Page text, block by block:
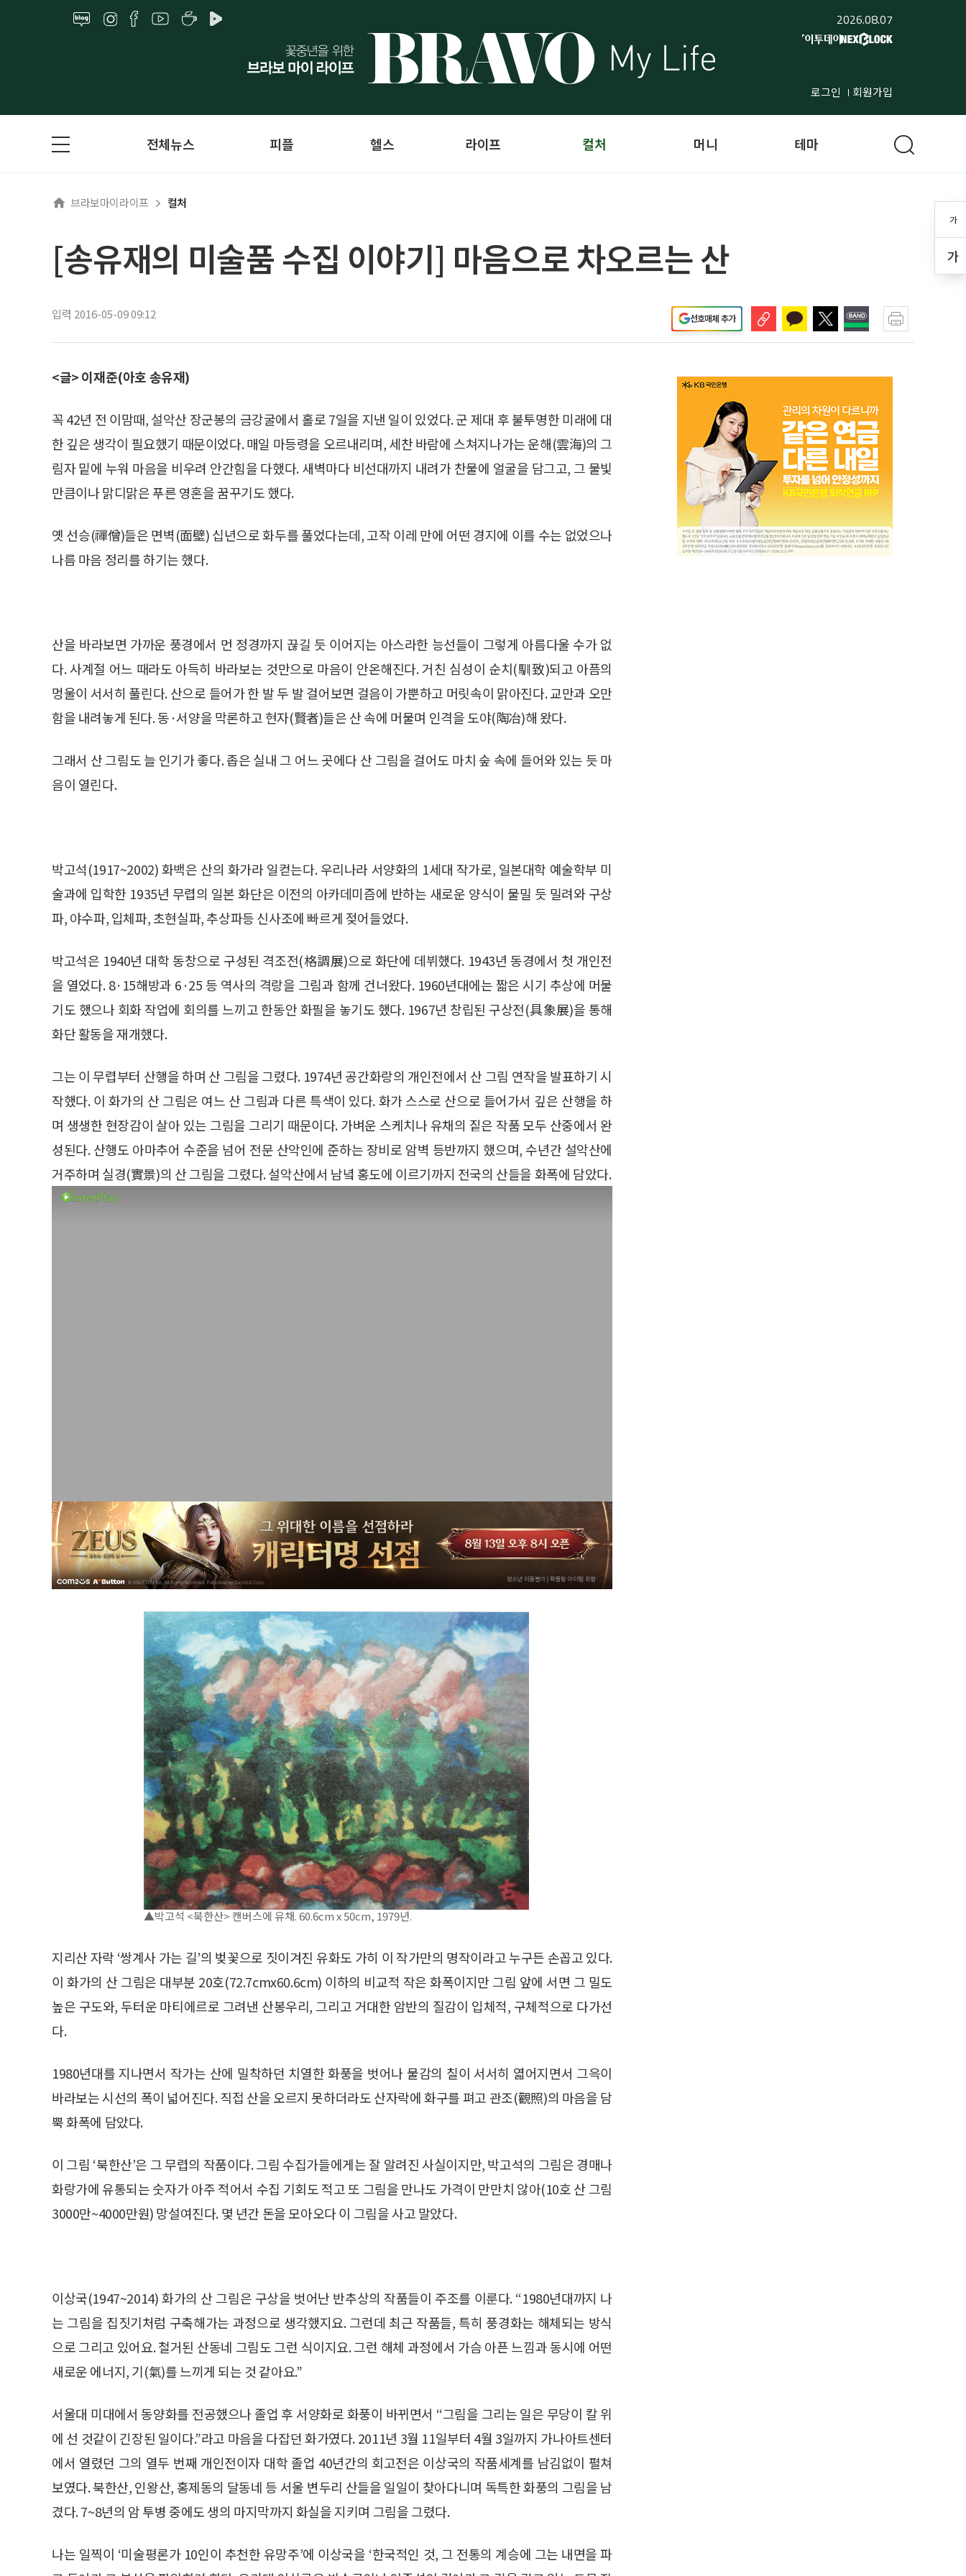
2026.08.07
로그인 회원가입
가
가
전체뉴스 피플 헬스 라이프 컬처 머니 테마
브라보마이라이프 컬처
[송유재의 미술품 수집 이야기] 마음으로 차오르는 산
입력 2016-05-09 09:12 선호매체 추가
<글> 이재준(아호 송유재)
꼭 42년 전 이맘때, 설악산 장군봉의 금강굴에서 홀로 7일을 지낸 일이 있었다. 군 제대 후 불투명한 미래에 대
한 깊은 생각이 필요했기 때문이었다. 매일 마등령을 오르내리며, 세찬 바람에 스쳐지나가는 운해(雲海)의 그
림자 밑에 누워 마음을 비우려 안간힘을 다했다. 새벽마다 비선대까지 내려가 찬물에 얼굴을 담그고, 그 물빛
만큼이나 맑디맑은 푸른 영혼을 꿈꾸기도 했다.
옛 선승(禪僧)들은 면벽(面壁) 십년으로 화두를 풀었다는데, 고작 이레 만에 어떤 경지에 이를 수는 없었으나
나름 마음 정리를 하기는 했다.
산을 바라보면 가까운 풍경에서 먼 정경까지 끊길 듯 이어지는 아스라한 능선들이 그렇게 아름다울 수가 없
다. 사계절 어느 때라도 아득히 바라보는 것만으로 마음이 안온해진다. 거친 심성이 순치(馴致)되고 아픔의
멍울이 서서히 풀린다. 산으로 들어가 한 발 두 발 걸어보면 걸음이 가뿐하고 머릿속이 맑아진다. 교만과 오만
함을 내려놓게 된다. 동·서양을 막론하고 현자(賢者)들은 산 속에 머물며 인격을 도야(陶冶)해 왔다.
그래서 산 그림도 늘 인기가 좋다. 좁은 실내 그 어느 곳에다 산 그림을 걸어도 마치 숲 속에 들어와 있는 듯 마
음이 열린다.
박고석(1917~2002) 화백은 산의 화가라 일컫는다. 우리나라 서양화의 1세대 작가로, 일본대학 예술학부 미
술과에 입학한 1935년 무렵의 일본 화단은 이전의 아카데미즘에 반하는 새로운 양식이 물밀 듯 밀려와 구상
파, 야수파, 입체파, 초현실파, 추상파등 신사조에 빠르게 젖어들었다.
박고석은 1940년 대학 동창으로 구성된 격조전(格調展)으로 화단에 데뷔했다. 1943년 동경에서 첫 개인전
을 열었다. 8·15해방과 6·25 등 역사의 격랑을 그림과 함께 건너왔다. 1960년대에는 짧은 시기 추상에 머물
기도 했으나 회화 작업에 회의를 느끼고 한동안 화필을 놓기도 했다. 1967년 창립된 구상전(具象展)을 통해
화단 활동을 재개했다.
그는 이 무렵부터 산행을 하며 산 그림을 그렸다. 1974년 공간화랑의 개인전에서 산 그림 연작을 발표하기 시
작했다. 이 화가의 산 그림은 여느 산 그림과 다른 특색이 있다. 화가 스스로 산으로 들어가서 깊은 산행을 하
며 생생한 현장감이 살아 있는 그림을 그리기 때문이다. 가벼운 스케치나 유채의 짙은 작품 모두 산중에서 완
성된다. 산행도 아마추어 수준을 넘어 전문 산악인에 준하는 장비로 암벽 등반까지 했으며, 수년간 설악산에
거주하며 실경(實景)의 산 그림을 그렸다. 설악산에서 남녘 홍도에 이르기까지 전국의 산들을 화폭에 담았다.
▲박고석 <북한산> 캔버스에 유채. 60.6cm x 50cm, 1979년.
지리산 자락 ‘쌍계사 가는 길’의 벚꽃으로 짓이겨진 유화도 가히 이 작가만의 명작이라고 누구든 손꼽고 있다.
이 화가의 산 그림은 대부분 20호(72.7cmx60.6cm) 이하의 비교적 작은 화폭이지만 그림 앞에 서면 그 밀도
높은 구도와, 두터운 마티에르로 그려낸 산봉우리, 그리고 거대한 암반의 질감이 입체적, 구체적으로 다가선
다.
1980년대를 지나면서 작가는 산에 밀착하던 치열한 화풍을 벗어나 물감의 칠이 서서히 엷어지면서 그윽이
바라보는 시선의 폭이 넓어진다. 직접 산을 오르지 못하더라도 산자락에 화구를 펴고 관조(觀照)의 마음을 담
뿍 화폭에 담았다.
이 그림 ‘북한산’은 그 무렵의 작품이다. 그림 수집가들에게는 잘 알려진 사실이지만, 박고석의 그림은 경매나
화랑가에 유통되는 숫자가 아주 적어서 수집 기회도 적고 또 그림을 만나도 가격이 만만치 않아(10호 산 그림
3000만~4000만원) 망설여진다. 몇 년간 돈을 모아오다 이 그림을 사고 말았다.
이상국(1947~2014) 화가의 산 그림은 구상을 벗어난 반추상의 작품들이 주조를 이룬다. “1980년대까지 나
는 그림을 집짓기처럼 구축해가는 과정으로 생각했지요. 그런데 최근 작품들, 특히 풍경화는 해체되는 방식
으로 그리고 있어요. 철거된 산동네 그림도 그런 식이지요. 그런 해체 과정에서 가슴 아픈 느낌과 동시에 어떤
새로운 에너지, 기(氣)를 느끼게 되는 것 같아요.”
서울대 미대에서 동양화를 전공했으나 졸업 후 서양화로 화풍이 바뀌면서 “그림을 그리는 일은 무당이 칼 위
에 선 것같이 긴장된 일이다.”라고 마음을 다잡던 화가였다. 2011년 3월 11일부터 4월 3일까지 가나아트센터
에서 열렸던 그의 열두 번째 개인전이자 대학 졸업 40년간의 회고전은 이상국의 작품세계를 남김없이 펼쳐
보였다. 북한산, 인왕산, 홍제동의 달동네 등 서울 변두리 산들을 일일이 찾아다니며 독특한 화풍의 그림을 남
겼다. 7~8년의 암 투병 중에도 생의 마지막까지 화실을 지키며 그림을 그렸다.
나는 일찍이 ‘미술평론가 10인이 추천한 유망주’에 이상국을 ‘한국적인 것, 그 전통의 계승에 그는 내면을 파